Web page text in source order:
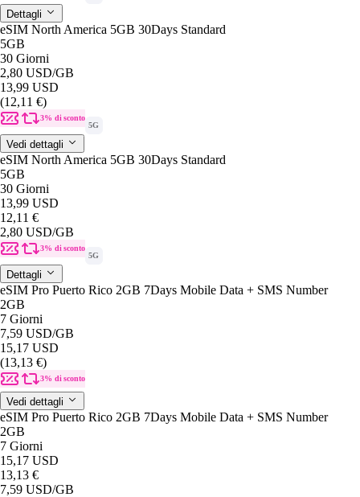
Dettagli
eSIM North America 5GB 30Days Standard
5GB
30 Giorni
2,80 USD/GB
13,99 USD
(12,11 €)
3% di sconto
5G
Vedi dettagli
eSIM North America 5GB 30Days Standard
5GB
30 Giorni
13,99 USD
12,11 €
2,80 USD/GB
3% di sconto
5G
Dettagli
eSIM Pro Puerto Rico 2GB 7Days Mobile Data + SMS Number
2GB
7 Giorni
7,59 USD/GB
15,17 USD
(13,13 €)
3% di sconto
Vedi dettagli
eSIM Pro Puerto Rico 2GB 7Days Mobile Data + SMS Number
2GB
7 Giorni
15,17 USD
13,13 €
7,59 USD/GB